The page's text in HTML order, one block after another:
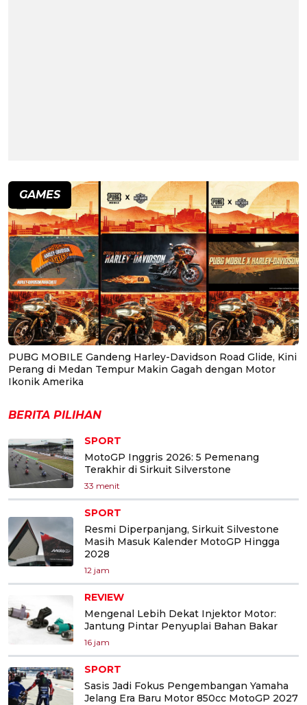
GAMES
PUBG MOBILE Gandeng Harley-Davidson Road Glide, Kini
Perang di Medan Tempur Makin Gagah dengan Motor
Ikonik Amerika
BERITA PILIHAN
SPORT
MotoGP Inggris 2026: 5 Pemenang
Terakhir di Sirkuit Silverstone
33 menit
SPORT
Resmi Diperpanjang, Sirkuit Silvestone
Masih Masuk Kalender MotoGP Hingga
2028
12 jam
REVIEW
Mengenal Lebih Dekat Injektor Motor:
Jantung Pintar Penyuplai Bahan Bakar
16 jam
SPORT
Sasis Jadi Fokus Pengembangan Yamaha
Jelang Era Baru Motor 850cc MotoGP 2027